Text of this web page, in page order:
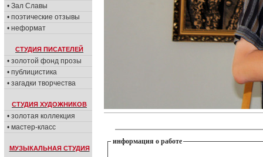
• Зал Славы
• поэтические отзывы
• неформат
СТУДИЯ ПИСАТЕЛЕЙ
• золотой фонд прозы
• публицистика
• загадки творчества
СТУДИЯ ХУДОЖНИКОВ
• золотая коллекция
• мастер-класс
МУЗЫКАЛЬНАЯ СТУДИЯ
информация о работе